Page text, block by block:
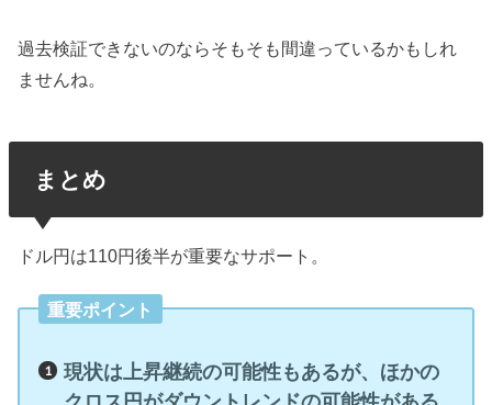
過去検証できないのならそもそも間違っているかもしれ
ませんね。
まとめ
ドル円は110円後半が重要なサポート。
重要ポイント
現状は上昇継続の可能性もあるが、ほかの